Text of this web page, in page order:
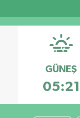
GÜNEŞ
05:21